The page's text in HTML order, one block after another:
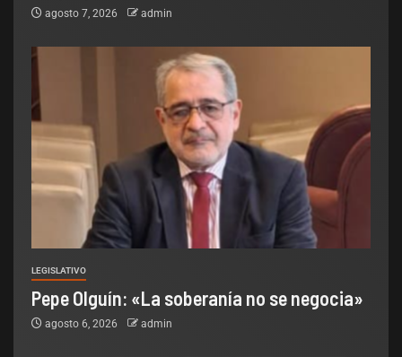
agosto 7, 2026 admin
LEGISLATIVO
Pepe Olguín: «La soberanía no se negocia»
agosto 6, 2026 admin